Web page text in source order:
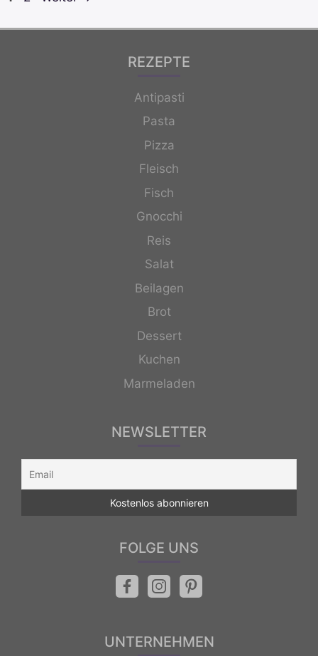
REZEPTE
Antipasti
Pasta
Pizza
Fleisch
Fisch
Gnocchi
Reis
Salat
Beilagen
Brot
Dessert
Kuchen
Marmeladen
NEWSLETTER
FOLGE UNS
UNTERNEHMEN